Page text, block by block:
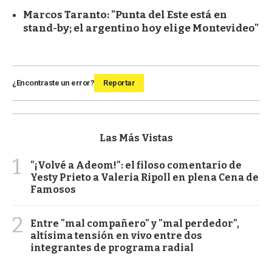
Marcos Taranto: "Punta del Este está en
stand-by; el argentino hoy elige Montevideo"
¿Encontraste un error? Reportar
Las Más Vistas
1
"¡Volvé a Adeom!": el filoso comentario de
Yesty Prieto a Valeria Ripoll en plena Cena de
Famosos
2
Entre "mal compañero" y "mal perdedor",
altísima tensión en vivo entre dos
integrantes de programa radial